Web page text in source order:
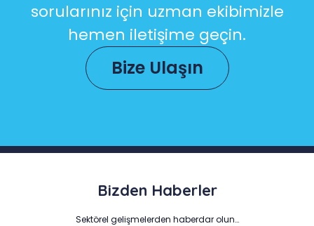
sorularınız için uzman ekibimizle
hemen iletişime geçin.
Bize Ulaşın
Bizden Haberler
Sektörel gelişmelerden haberdar olun…